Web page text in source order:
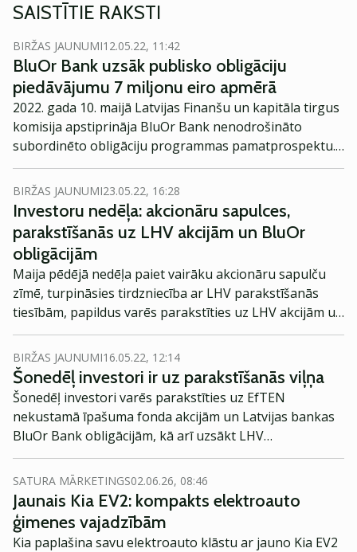
SAISTĪTIE RAKSTI
BIRŽAS JAUNUMI12.05.22, 11:42
BluOr Bank uzsāk publisko obligāciju
piedāvājumu 7 miljonu eiro apmērā
2022. gada 10. maijā Latvijas Finanšu un kapitāla tirgus
komisija apstiprināja BluOr Bank nenodrošināto
subordinēto obligāciju programmas pamatprospektu.
Bankas subordinēto obligāciju programmas kopējais
apjoms nominālvērtībā ir līdz 15 milj. eiro.
BIRŽAS JAUNUMI23.05.22, 16:28
Investoru nedēļa: akcionāru sapulces,
parakstīšanās uz LHV akcijām un BluOr
obligācijām
Maija pēdējā nedēļa paiet vairāku akcionāru sapulču
zīmē, turpināsies tirdzniecība ar LHV parakstīšanās
tiesībām, papildus varēs parakstīties uz LHV akcijām un
pirmo reizi biržā tiks piedāvātas BluOr Bank obligācijas.
Ceturtdien Baltijas biržā būs tirdzniecības brīvdiena.
BIRŽAS JAUNUMI16.05.22, 12:14
Šonedēļ investori ir uz parakstīšanās viļņa
Šonedēļ investori varēs parakstīties uz EfTEN
nekustamā īpašuma fonda akcijām un Latvijas bankas
BluOr Bank obligācijām, kā arī uzsākt LHV
parakstīšanās tiesību tirdzniecību. Gaidāmi vairāku
uzņēmumu un akcionāru sapulču rezultāti.
SATURA MĀRKETINGS02.06.26, 08:46
Jaunais Kia EV2: kompakts elektroauto
ģimenes vajadzībām
Kia paplašina savu elektroauto klāstu ar jauno Kia EV2